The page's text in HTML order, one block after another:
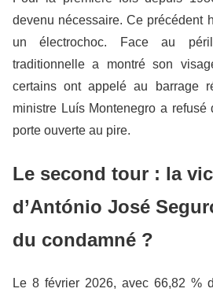
devenu nécessaire. Ce précédent
un électrochoc. Face au
traditionnelle a montré son
certains ont appelé au barrage
ministre Luís Montenegro a refusé
porte ouverte au pire.
Le second tour : la
d’António José
du condamné ?
Le 8 février 2026, avec 66,82 %